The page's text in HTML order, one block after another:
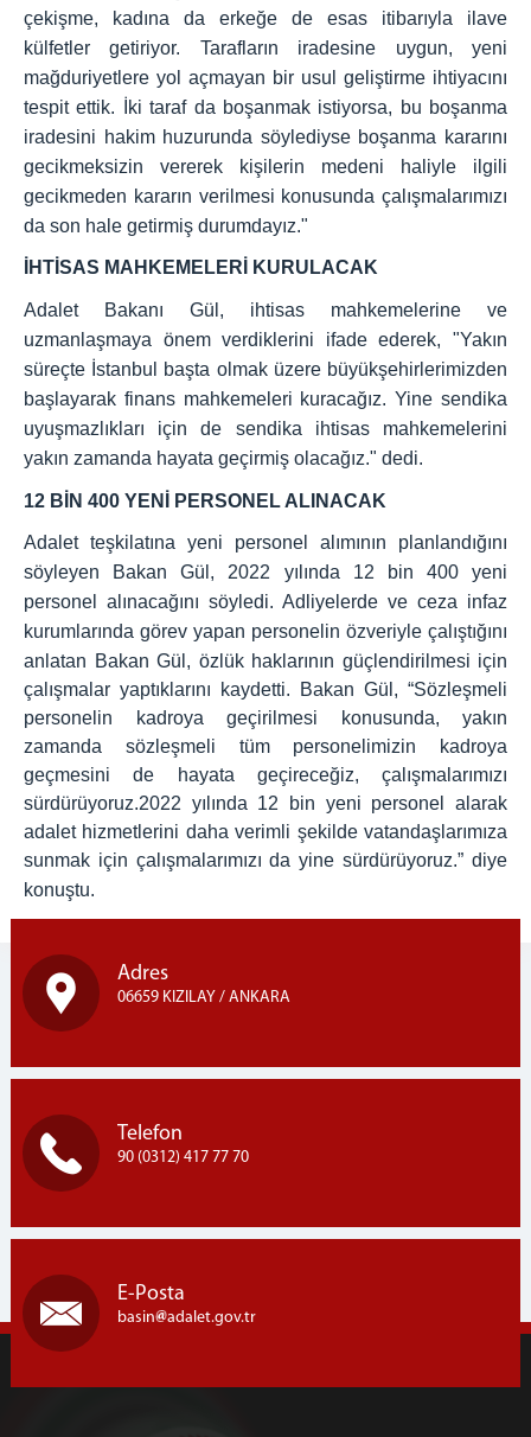
çekişme, kadına da erkeğe de esas itibarıyla ilave
külfetler getiriyor. Tarafların iradesine uygun, yeni
mağduriyetlere yol açmayan bir usul geliştirme ihtiyacını
tespit ettik. İki taraf da boşanmak istiyorsa, bu boşanma
iradesini hakim huzurunda söylediyse boşanma kararını
gecikmeksizin vererek kişilerin medeni haliyle ilgili
gecikmeden kararın verilmesi konusunda çalışmalarımızı
da son hale getirmiş durumdayız."
İHTİSAS MAHKEMELERİ KURULACAK
Adalet Bakanı Gül, ihtisas mahkemelerine ve
uzmanlaşmaya önem verdiklerini ifade ederek, "Yakın
süreçte İstanbul başta olmak üzere büyükşehirlerimizden
başlayarak finans mahkemeleri kuracağız. Yine sendika
uyuşmazlıkları için de sendika ihtisas mahkemelerini
yakın zamanda hayata geçirmiş olacağız." dedi.
12 BİN 400 YENİ PERSONEL ALINACAK
Adalet teşkilatına yeni personel alımının planlandığını
söyleyen Bakan Gül, 2022 yılında 12 bin 400 yeni
personel alınacağını söyledi. Adliyelerde ve ceza infaz
kurumlarında görev yapan personelin özveriyle çalıştığını
anlatan Bakan Gül, özlük haklarının güçlendirilmesi için
çalışmalar yaptıklarını kaydetti. Bakan Gül, “Sözleşmeli
personelin kadroya geçirilmesi konusunda, yakın
zamanda sözleşmeli tüm personelimizin kadroya
geçmesini de hayata geçireceğiz, çalışmalarımızı
sürdürüyoruz.2022 yılında 12 bin yeni personel alarak
adalet hizmetlerini daha verimli şekilde vatandaşlarımıza
sunmak için çalışmalarımızı da yine sürdürüyoruz.” diye
konuştu.
Adres
06659 KIZILAY / ANKARA
Telefon
90 (0312) 417 77 70
E-Posta
basin adalet.gov.tr